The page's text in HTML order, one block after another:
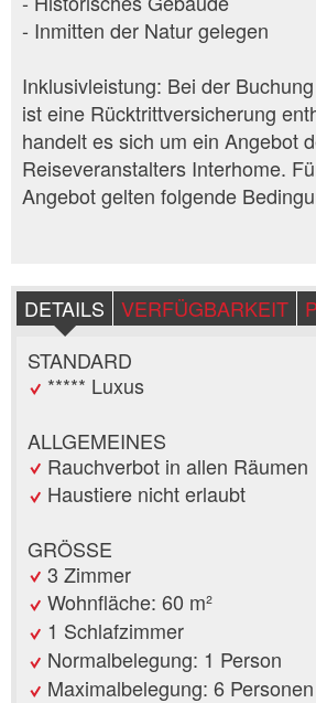
- Inmitten der Natur gelegen
Inklusivleistung: Bei der
ist eine Rücktrittversicherung
handelt es sich um ein Angebot
Reiseveranstalters Interhome.
Angebot gelten folgende
DETAILS VERFÜGBARKEIT
STANDARD
***** Luxus
ALLGEMEINES
Rauchverbot in allen Räumen
Haustiere nicht erlaubt
GRÖSSE
3 Zimmer
Wohnfläche: 60 m²
1 Schlafzimmer
Normalbelegung: 1 Person
Maximalbelegung: 6 Personen